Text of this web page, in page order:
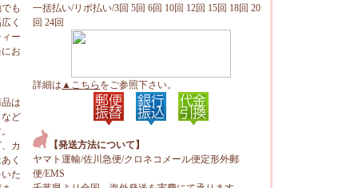
も
く
ー
お
は
ど
カ
く
た
一括払い/リボ払い/3回 5回 6回 10回 12回 15回 18回 20
回 24回
詳細は ▲こちら をご参照下さい。
【発送方法について】
ヤマト運輸/佐川急便/クロネコメール便定形外郵
便/EMS